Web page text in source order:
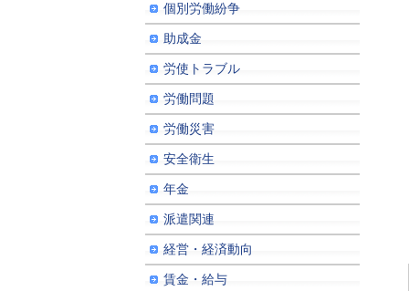
個別労働紛争
助成金
労使トラブル
労働問題
労働災害
安全衛生
年金
派遣関連
経営・経済動向
賃金・給与